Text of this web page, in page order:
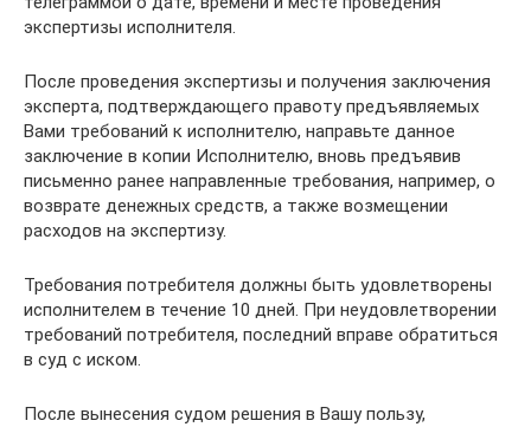
экспертизы исполнителя.
После проведения экспертизы и получения заключения
эксперта, подтверждающего правоту предъявляемых
Вами требований к исполнителю, направьте данное
заключение в копии Исполнителю, вновь предъявив
письменно ранее направленные требования, например, о
возврате денежных средств, а также возмещении
расходов на экспертизу.
Требования потребителя должны быть удовлетворены
исполнителем в течение 10 дней. При неудовлетворении
требований потребителя, последний вправе обратиться
в суд с иском.
После вынесения судом решения в Вашу пользу,